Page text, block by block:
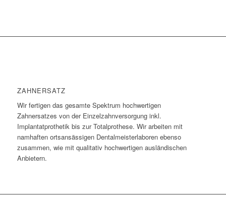
ZAHNERSATZ
Wir fertigen das gesamte Spektrum hochwertigen
Zahnersatzes von der Einzelzahnversorgung inkl.
Implantatprothetik bis zur Totalprothese. Wir arbeiten mit
namhaften ortsansässigen Dentalmeisterlaboren ebenso
zusammen, wie mit qualitativ hochwertigen ausländischen
Anbietern.